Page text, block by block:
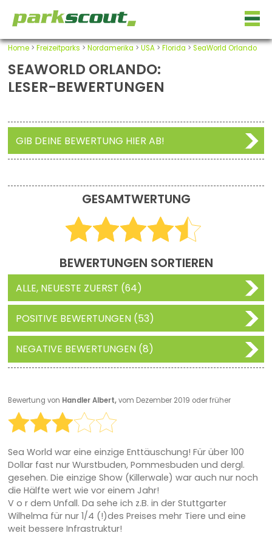
Home> Freizeitparks > Nordamerika > USA> Florida > SeaWorld Orlando
SEAWORLD ORLANDO:
LESER-BEWERTUNGEN
GIB DEINE BEWERTUNG HIER AB!
GESAMTWERTUNG
BEWERTUNGEN SORTIEREN
ALLE, NEUESTE ZUERST (64)
POSITIVE BEWERTUNGEN (53)
NEGATIVE BEWERTUNGEN (8)
Bewertung von Handler Albert,vom Dezember 2019 oder früher
Sea World war eine einzige Enttäuschung! Für über 100
Dollar fast nur Wurstbuden, Pommesbuden und dergl.
gesehen. Die einzige Show (Killerwale) war auch nur noch
die Hälfte wert wie vor einem Jahr!
V o r dem Unfall. Da sehe ich z.B. in der Stuttgarter
Wilhelma für nur 1/4 (!)des Preises mehr Tiere und eine
weit bessere Infrastruktur!